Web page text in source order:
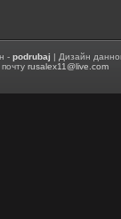
-podrubaj | Дизайн
почтуrusalex11@live.com